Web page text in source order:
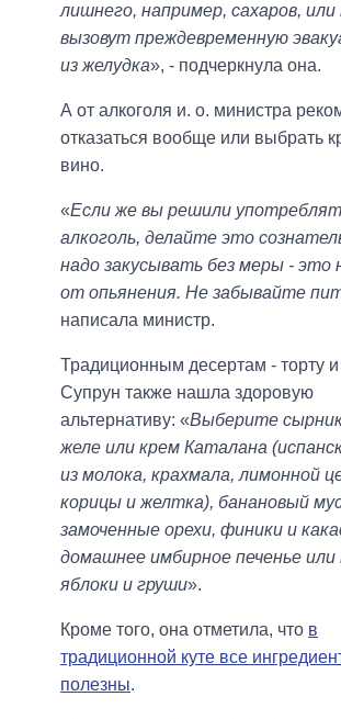
лишнего, например, сахаров, или
вызовут преждевременную
из желудка», - подчеркнула она.
А от алкоголя и. о. министра
отказаться вообще или выбрать
вино.
«Если же вы решили
алкоголь, делайте это
надо закусывать без меры - это
от опьянения. Не забывайте
написала министр.
Традиционным десертам - торту и
Супрун также нашла здоровую
альтернативу: «Выберите
желе или крем Каталана
из молока, крахмала, лимонной
корицы и желтка), банановый
замоченные орехи, финики и
домашнее имбирное печенье или
яблоки и груши».
Кроме того, она отметила, что в
традиционной куте все
полезны.